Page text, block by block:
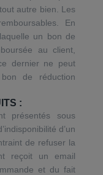
autre bien. Les
En
un bon de
au client,
dernier ne peut
de réduction
:
présentés sous
d’un
de refuser la
reçoit un email
et du fait